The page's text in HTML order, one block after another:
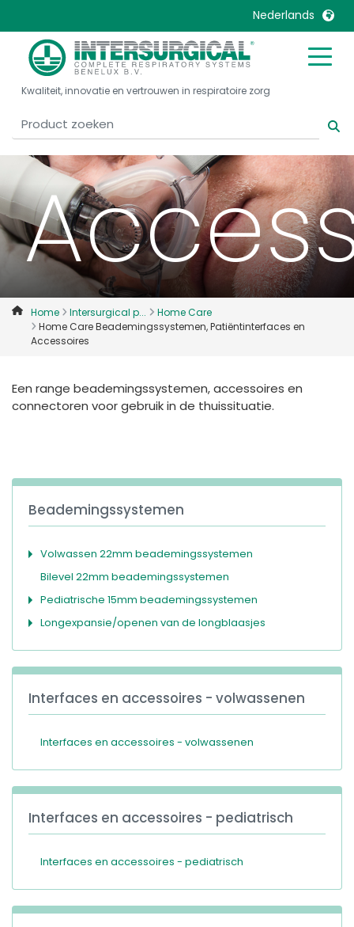
Nederlands
United Kingdom
United States
Belgique, Français
Canada, English
Canada, Français
China
Colombia
Denmark
Deutschland
France
Italia
Malaysia
Mexico
Nederlands
Norway
Portugal
Sweden
International English
Kwaliteit, innovatie en vertrouwen in respiratoire zorg
Home Intersurgical p...
Home Care
Home Care Beademingssystemen, Patiëntinterfaces en
Accessoires
Een range beademingssystemen, accessoires en
connectoren voor gebruik in de thuissituatie.
Beademingssystemen
Volwassen 22mm beademingssystemen
Bilevel 22mm beademingssystemen
Pediatrische 15mm beademingssystemen
Longexpansie/openen van de longblaasjes
Interfaces en accessoires - volwassenen
Interfaces en accessoires - volwassenen
Interfaces en accessoires - pediatrisch
Interfaces en accessoires - pediatrisch